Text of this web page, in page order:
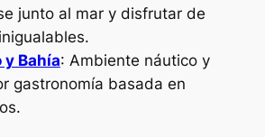
junto al mar y disfrutar de
y Bahía: Ambiente náutico y
gastronomía basada en